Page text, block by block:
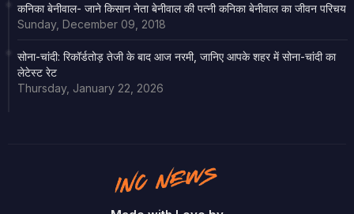
कनिका बेनीवाल- जाने किसान नेता बेनीवाल की पत्नी कनिका बेनीवाल का जीवन परिचय
Sunday, December 09, 2018
सोना-चांदी: रिकॉर्डतोड़ तेजी के बाद आज नरमी, जानिए आपके शहर में सोना-चांदी का
लेटेस्ट रेट
Thursday, January 22, 2026